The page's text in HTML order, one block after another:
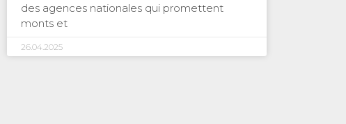
des agences nationales qui promettent
monts et
26.04.2025